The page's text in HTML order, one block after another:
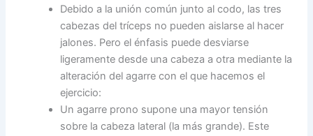
Debido a la unión común junto al codo, las tres
cabezas del tríceps no pueden aislarse al hacer
jalones. Pero el énfasis puede desviarse
ligeramente desde una cabeza a otra mediante la
alteración del agarre con el que hacemos el
ejercicio:
Un agarre prono supone una mayor tensión
sobre la cabeza lateral (la más grande). Este